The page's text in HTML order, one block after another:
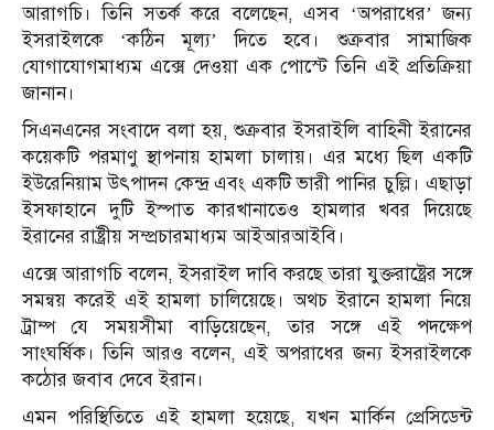
আরাগচি। তিনি সতর্ক করে বলেছেন, এসব ‘অপরাধের’ জন্য
ইসরাইলকে ‘কঠিন মূল্য’ দিতে হবে। শুক্রবার সামাজিক
যোগাযোগমাধ্যম এক্সে দেওয়া এক পোস্টে তিনি এই প্রতিক্রিয়া
জানান।
সিএনএনের সংবাদে বলা হয়, শুক্রবার ইসরাইলি বাহিনী ইরানের
কয়েকটি পরমাণু স্থাপনায় হামলা চালায়। এর মধ্যে ছিল একটি
ইউরেনিয়াম উৎপাদন কেন্দ্র এবং একটি ভারী পানির চুল্লি। এছাড়া
ইসফাহানে দুটি ইস্পাত কারখানাতেও হামলার খবর দিয়েছে
ইরানের রাষ্ট্রীয় সম্প্রচারমাধ্যম আইআরআইবি।
এক্সে আরাগচি বলেন, ইসরাইল দাবি করছে তারা যুক্তরাষ্ট্রের সঙ্গে
সমন্বয় করেই এই হামলা চালিয়েছে। অথচ ইরানে হামলা নিয়ে
ট্রাম্প যে সময়সীমা বাড়িয়েছেন, তার সঙ্গে এই পদক্ষেপ
সাংঘর্ষিক। তিনি আরও বলেন, এই অপরাধের জন্য ইসরাইলকে
কঠোর জবাব দেবে ইরান।
এমন পরিস্থিতিতে এই হামলা হয়েছে, যখন মার্কিন প্রেসিডেন্ট